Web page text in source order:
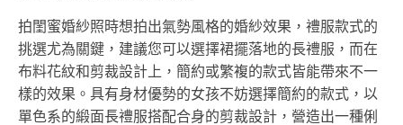
拍閨蜜婚紗照時想拍出氣勢風格的婚紗效果，禮服款式的
挑選尤為關鍵，建議您可以選擇裙擺落地的長禮服，而在
布料花紋和剪裁設計上，簡約或繁複的款式皆能帶來不一
樣的效果。具有身材優勢的女孩不妨選擇簡約的款式，以
單色系的緞面長禮服搭配合身的剪裁設計，營造出一種俐